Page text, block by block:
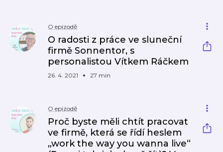
O epizodě
O radosti z práce ve sluneční
firmě Sonnentor, s
personalistou Vítkem Ráčkem
26. 4. 2021 27 min
O epizodě
Proč byste měli chtít pracovat
ve firmě, která se řídí heslem
„work the way you wanna live“